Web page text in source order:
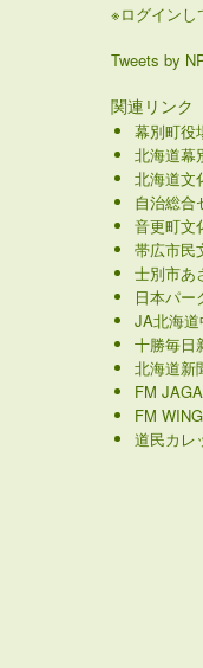
※ログインし
Tweets by
関連リンク
幕別町役
北海道幕
北海道文
自治総合
音更町文
帯広市民
士別市あ
日本パー
JA北海道
十勝毎日
北海道新
FM JAGA
FM WING
道民カレ